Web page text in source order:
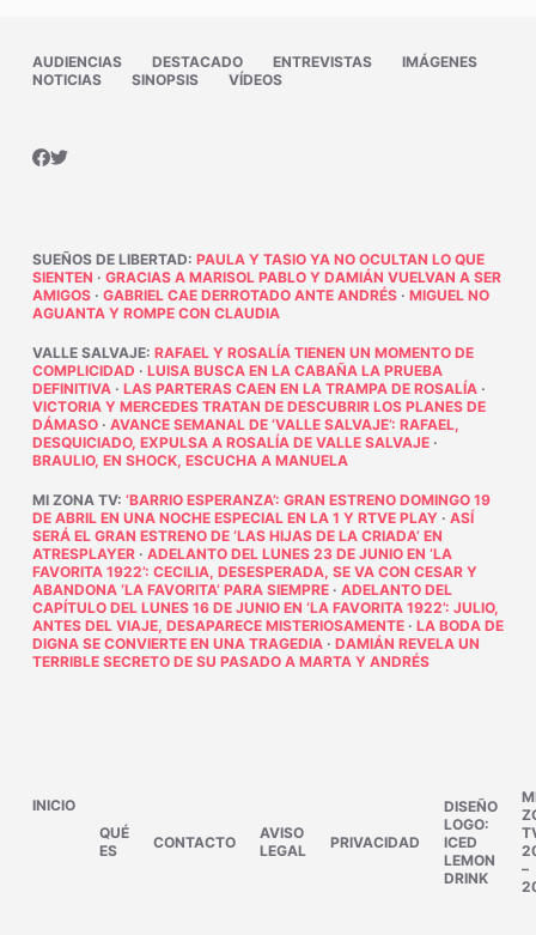
AUDIENCIAS DESTACADO ENTREVISTAS
IMÁGENES
NOTICIAS
SINOPSIS VÍDEOS
SUEÑOS DE LIBERTAD: PAULA Y TASIO YA NO OCULTAN LO QUE
SIENTEN · GRACIAS A MARISOL PABLO Y DAMIÁN VUELVAN A SER
AMIGOS· GABRIEL CAE DERROTADO ANTE ANDRÉS· MIGUEL NO
AGUANTA Y ROMPE CON CLAUDIA
VALLE SALVAJE: RAFAEL Y ROSALÍA TIENEN UN MOMENTO DE
COMPLICIDAD · LUISA BUSCA EN LA CABAÑA LA PRUEBA
DEFINITIVA· LAS PARTERAS CAEN EN LA TRAMPA DE ROSALÍA·
VICTORIA Y MERCEDES TRATAN DE DESCUBRIR LOS PLANES DE
DÁMASO· AVANCE SEMANAL DE ‘VALLE SALVAJE’: RAFAEL,
DESQUICIADO, EXPULSA A ROSALÍA DE VALLE SALVAJE·
BRAULIO, EN SHOCK, ESCUCHA A MANUELA
MI ZONA TV: ‘BARRIO ESPERANZA’: GRAN ESTRENO DOMINGO 19
DE ABRIL EN UNA NOCHE ESPECIAL EN LA 1 Y RTVE PLAY· ASÍ
SERÁ EL GRAN ESTRENO DE ‘LAS HIJAS DE LA CRIADA’ EN
ATRESPLAYER· ADELANTO DEL LUNES 23 DE JUNIO EN ‘LA
FAVORITA 1922’: CECILIA, DESESPERADA, SE VA CON CESAR Y
ABANDONA ‘LA FAVORITA’ PARA SIEMPRE· ADELANTO DEL
CAPÍTULO DEL LUNES 16 DE JUNIO EN ‘LA FAVORITA 1922’: JULIO,
ANTES DEL VIAJE, DESAPARECE MISTERIOSAMENTE· LA BODA DE
DIGNA SE CONVIERTE EN UNA TRAGEDIA· DAMIÁN REVELA UN
TERRIBLE SECRETO DE SU PASADO A MARTA Y ANDRÉS
INICIO
QUÉ
ES
CONTACTO
AVISO
LEGAL
PRIVACIDAD
DISEÑO
LOGO:
ICED
LEMON
DRINK
–